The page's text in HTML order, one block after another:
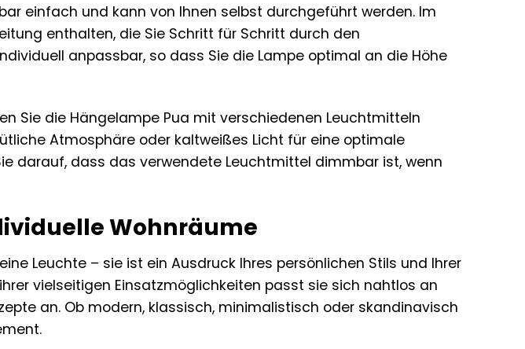
einfach und kann von Ihnen selbst durchgeführt werden. Im
enthalten, die Sie Schritt für Schritt durch den
anpassbar, so dass Sie die Lampe optimal an die Höhe
Sie die Hängelampe Pua mit verschiedenen Leuchtmitteln
Atmosphäre oder kaltweißes Licht für eine optimale
darauf, dass das verwendete Leuchtmittel dimmbar ist, wenn
Wohnräume
Leuchte – sie ist ein Ausdruck Ihres persönlichen Stils und Ihrer
vielseitigen Einsatzmöglichkeiten passt sie sich nahtlos an
an. Ob modern, klassisch, minimalistisch oder skandinavisch